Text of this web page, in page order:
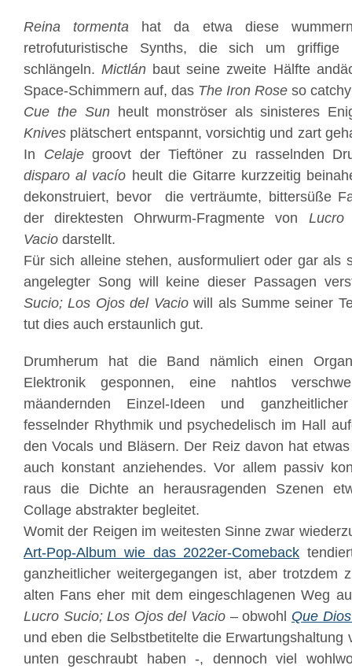
Reina tormenta hat da etwa diese
retrofuturistische Synths, die sich um griffige
schlängeln.Mictlán baut seine zweite Hälfte
Space-Schimmern auf, das The Iron Rose so
Cue the Sunheult monströser als sinisteres
Knives plätschert entspannt, vorsichtig und zart
In Celajegroovt der Tieftöner zu rasselnden
disparo al vacío heult die Gitarre kurzzeitig
dekonstruiert, bevor die verträumte, bittersüße
der direktesten Ohrwurm-Fragmente von
Vacio darstellt.
Für sich alleine stehen, ausformuliert oder gar als
angelegter Song will keine dieser Passagen
Sucio; Los Ojos del Vaciowill als Summe seiner
tut dies auch erstaunlich gut.
Drumherum hat die Band nämlich einen
Elektronik gesponnen, eine nahtlos
mäandernden Einzel-Ideen und
fesselnder Rhythmik und psychedelisch im Hall
den Vocals und Bläsern. Der Reiz davon hat
auch konstant anziehendes. Vor allem passiv
raus die Dichte an herausragenden Szenen
Collage abstrakter begleitet.
Womit der Reigen im weitesten Sinne zwar
Art-Pop-Album wie das 2022er-Comeback
ganzheitlicher weitergegangen ist, aber trotzdem
alten Fans eher mit dem eingeschlagenen Weg
Lucro Sucio; Los Ojos del Vacio – obwohl Que
und eben die Selbstbetitelte die Erwartungshaltung
unten geschraubt haben -, dennoch viel